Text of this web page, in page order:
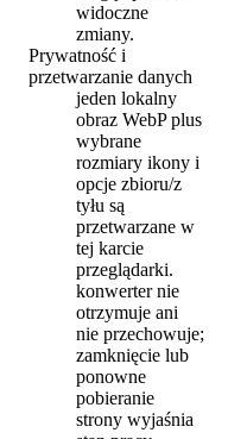
widoczne
zmiany.
Prywatność i
przetwarzanie danych
jeden lokalny
obraz WebP plus
wybrane
rozmiary ikony i
opcje zbioru/z
tyłu są
przetwarzane w
tej karcie
przeglądarki.
konwerter nie
otrzymuje ani
nie przechowuje;
zamknięcie lub
ponowne
pobieranie
strony wyjaśnia